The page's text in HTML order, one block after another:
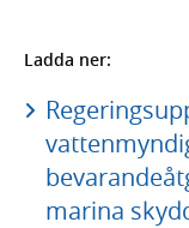
Ladda ner:
marina